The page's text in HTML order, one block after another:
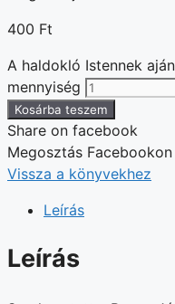
400 Ft
A haldokló Istennek
mennyiség
Kosárba teszem
Share on facebook
Megosztás Facebookon
Vissza a könyvekhez
Leírás
Leírás